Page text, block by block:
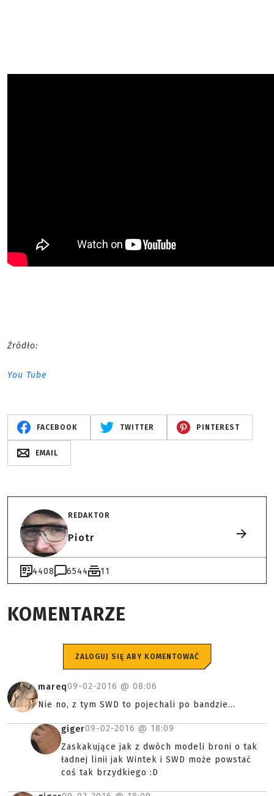
Źródło:
You Tube
FACEBOOK TWITTER PINTEREST
EMAIL
REDAKTOR
Piotr
4408 6544 11
KOMENTARZE
ZALOGUJ SIĘ ABY KOMENTOWAĆ
mareq09-02-2016 @ 08:06
Nie no, z tym SWD to pojechali po bandzie...
giger09-02-2016 @ 18:09
Zaskakujące jak z dwóch modeli broni o tak
ładnej linii jak Wintek i SWD może powstać
coś tak brzydkiego :D